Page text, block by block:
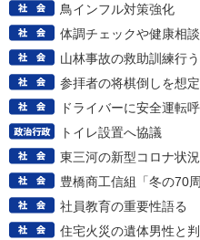
鳥インフル対策強化
体調チェックや健康相談
山林事故の救助訓練行う
参拝者の将棋倒しを想定
ドライバーに安全運転
トイレ設置へ協議
東三河の新型コロナ状況
豊橋商工信組「冬の70周
社員教育の重要性語る
住宅火災の遺体男性と